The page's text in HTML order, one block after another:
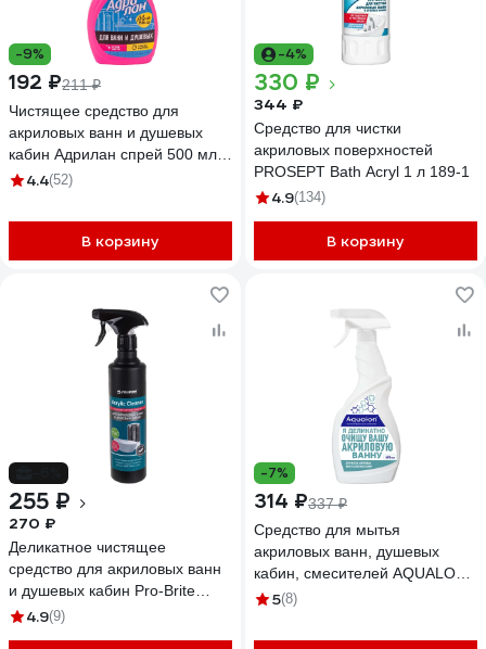
-9%
192 ₽211 ₽
Чистящее средство для
акриловых ванн и душевых
кабин Адрилан спрей 500 мл
200330
4.4(52)
В корзину
-4%
330 ₽
344 ₽
Средство для чистки
акриловых поверхностей
PROSEPT Bath Acryl 1 л 189-1
4.9(134)
В корзину
255 ₽
270 ₽
Деликатное чистящее
средство для акриловых ванн
и душевых кабин Pro-Brite
Acrylic cleaner 1561-05
4.9(9)
-7%
314 ₽337 ₽
Средство для мытья
акриловых ванн, душевых
кабин, смесителей AQUALON
650 мл, Чистота акрила
5(8)